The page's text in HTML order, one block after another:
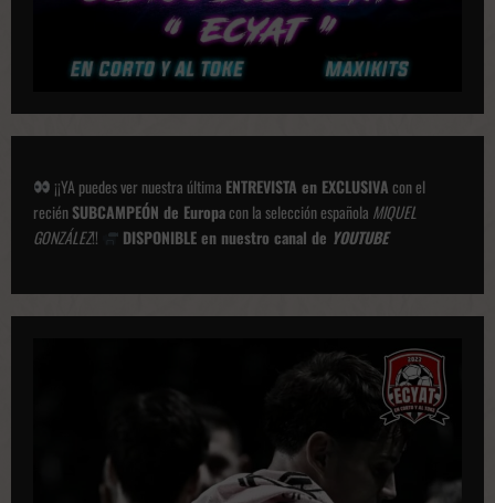
¡¡YA puedes ver nuestra última ENTREVISTA en EXCLUSIVAcon el
reciénSUBCAMPEÓN de Europacon la selección española MIQUEL
GONZÁLEZ!! DISPONIBLE en nuestro canal de YOUTUBE